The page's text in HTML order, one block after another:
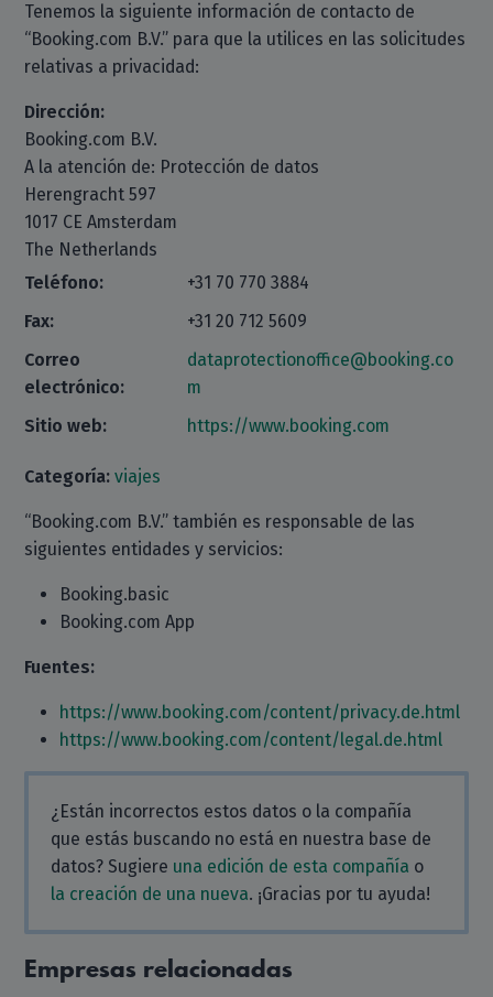
Tenemos la siguiente información de contacto de
“Booking.com B.V.” para que la utilices en las solicitudes
relativas a privacidad:
Dirección:
Booking.com B.V.
A la atención de: Protección de datos
Herengracht 597
1017 CE Amsterdam
The Netherlands
Teléfono:
+31 70 770 3884
Fax:
+31 20 712 5609
Correo
electrónico:
dataprotectionoffice@booking.co
m
Sitio web:
https://www.booking.com
Categoría: viajes
“Booking.com B.V.” también es responsable de las
siguientes entidades y servicios:
Booking.basic
Booking.com App
Fuentes:
https://www.booking.com/content/privacy.de.html
https://www.booking.com/content/legal.de.html
¿Están incorrectos estos datos o la compañía
que estás buscando no está en nuestra base de
datos? Sugiere una edición de esta compañía o
la creación de una nueva. ¡Gracias por tu ayuda!
Empresas relacionadas